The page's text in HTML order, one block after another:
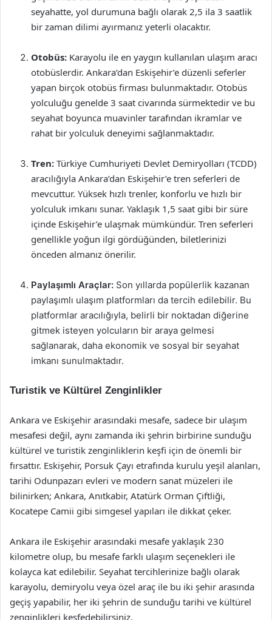
seyahatte, yol durumuna bağlı olarak 2,5 ila 3 saatlik
bir zaman dilimi ayırmanız yeterli olacaktır.
Otobüs: Karayolu ile en yaygın kullanılan ulaşım aracı
otobüslerdir. Ankara’dan Eskişehir’e düzenli seferler
yapan birçok otobüs firması bulunmaktadır. Otobüs
yolculuğu genelde 3 saat civarında sürmektedir ve bu
seyahat boyunca muavinler tarafından ikramlar ve
rahat bir yolculuk deneyimi sağlanmaktadır.
Tren: Türkiye Cumhuriyeti Devlet Demiryolları (TCDD)
aracılığıyla Ankara’dan Eskişehir’e tren seferleri de
mevcuttur. Yüksek hızlı trenler, konforlu ve hızlı bir
yolculuk imkanı sunar. Yaklaşık 1,5 saat gibi bir süre
içinde Eskişehir’e ulaşmak mümkündür. Tren seferleri
genellikle yoğun ilgi gördüğünden, biletlerinizi
önceden almanız önerilir.
Paylaşımlı Araçlar: Son yıllarda popülerlik kazanan
paylaşımlı ulaşım platformları da tercih edilebilir. Bu
platformlar aracılığıyla, belirli bir noktadan diğerine
gitmek isteyen yolcuların bir araya gelmesi
sağlanarak, daha ekonomik ve sosyal bir seyahat
imkanı sunulmaktadır.
Turistik ve Kültürel Zenginlikler
Ankara ve Eskişehir arasındaki mesafe, sadece bir ulaşım
mesafesi değil, aynı zamanda iki şehrin birbirine sunduğu
kültürel ve turistik zenginliklerin keşfi için de önemli bir
fırsattır. Eskişehir, Porsuk Çayı etrafında kurulu yeşil alanları,
tarihi Odunpazarı evleri ve modern sanat müzeleri ile
bilinirken; Ankara, Anıtkabir, Atatürk Orman Çiftliği,
Kocatepe Camii gibi simgesel yapıları ile dikkat çeker.
Ankara ile Eskişehir arasındaki mesafe yaklaşık 230
kilometre olup, bu mesafe farklı ulaşım seçenekleri ile
kolayca kat edilebilir. Seyahat tercihlerinize bağlı olarak
karayolu, demiryolu veya özel araç ile bu iki şehir arasında
geçiş yapabilir, her iki şehrin de sunduğu tarihi ve kültürel
zenginlikleri keşfedebilirsiniz.